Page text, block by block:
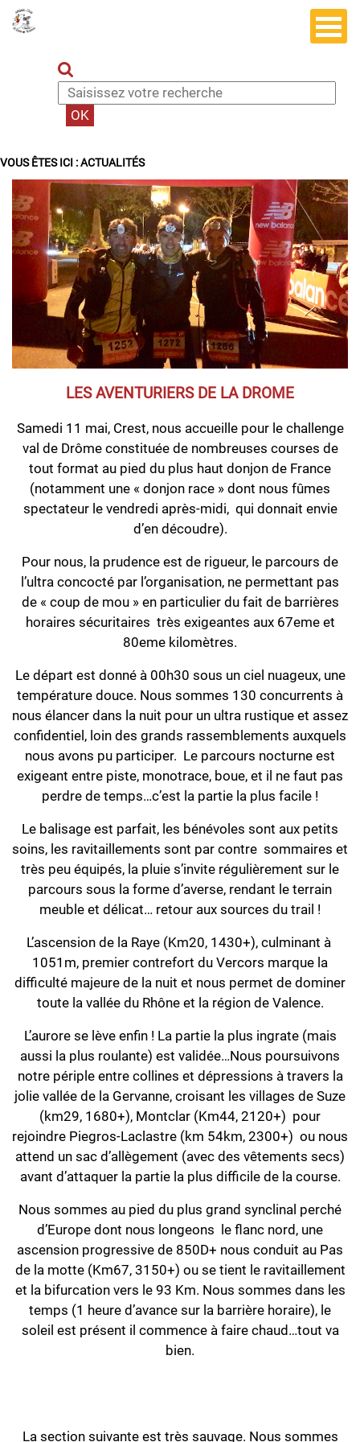
VOUS ÊTES ICI :ACTUALITÉS
LES AVENTURIERS DE LA DROME
Samedi 11 mai, Crest, nous accueille pour le challenge
val de Drôme constituée de nombreuses courses de
tout format au pied du plus haut donjon de France
(notamment une « donjon race » dont nous fûmes
spectateur le vendredi après-midi, qui donnait envie
d’en découdre).
Pour nous, la prudence est de rigueur, le parcours de
l’ultra concocté par l’organisation, ne permettant pas
de « coup de mou » en particulier du fait de barrières
horaires sécuritaires très exigeantes aux 67eme et
80eme kilomètres.
Le départ est donné à 00h30 sous un ciel nuageux, une
température douce. Nous sommes 130 concurrents à
nous élancer dans la nuit pour un ultra rustique et assez
confidentiel, loin des grands rassemblements auxquels
nous avons pu participer. Le parcours nocturne est
exigeant entre piste, monotrace, boue, et il ne faut pas
perdre de temps…c’est la partie la plus facile !
Le balisage est parfait, les bénévoles sont aux petits
soins, les ravitaillements sont par contre sommaires et
très peu équipés, la pluie s’invite régulièrement sur le
parcours sous la forme d’averse, rendant le terrain
meuble et délicat… retour aux sources du trail !
L’ascension de la Raye (Km20, 1430+), culminant à
1051m, premier contrefort du Vercors marque la
difficulté majeure de la nuit et nous permet de dominer
toute la vallée du Rhône et la région de Valence.
L’aurore se lève enfin ! La partie la plus ingrate (mais
aussi la plus roulante) est validée…Nous poursuivons
notre périple entre collines et dépressions à travers la
jolie vallée de la Gervanne, croisant les villages de Suze
(km29, 1680+), Montclar (Km44, 2120+) pour
rejoindre Piegros-Laclastre (km 54km, 2300+) ou nous
attend un sac d’allègement (avec des vêtements secs)
avant d’attaquer la partie la plus difficile de la course.
Nous sommes au pied du plus grand synclinal perché
d’Europe dont nous longeons le flanc nord, une
ascension progressive de 850D+ nous conduit au Pas
de la motte (Km67, 3150+) ou se tient le ravitaillement
et la bifurcation vers le 93 Km. Nous sommes dans les
temps (1 heure d’avance sur la barrière horaire), le
soleil est présent il commence à faire chaud…tout va
bien.
La section suivante est très sauvage. Nous sommes